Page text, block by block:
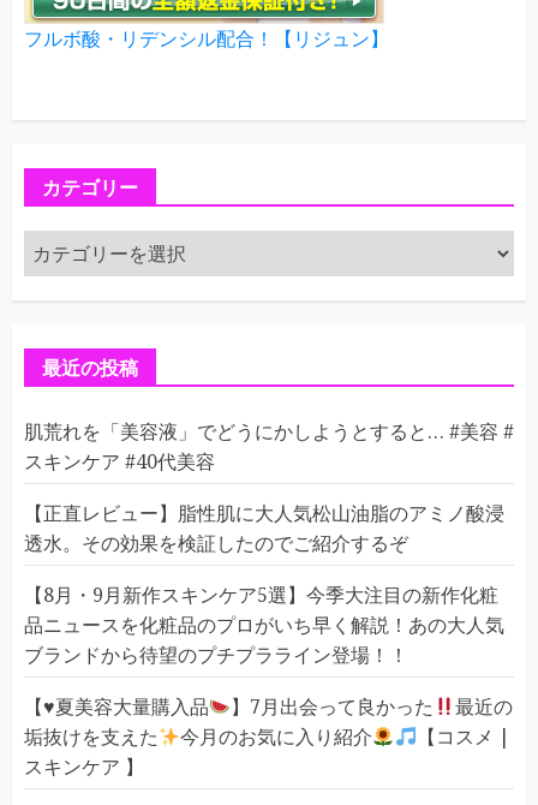
フルボ酸・リデンシル配合！【リジュン】
カテゴリー
カ
テ
ゴ
最近の投稿
肌荒れを「美容液」でどうにかしようとすると… #美容 #
スキンケア #40代美容
【正直レビュー】脂性肌に大人気松山油脂のアミノ酸浸
透水。その効果を検証したのでご紹介するぞ
【8月・9月新作スキンケア5選】今季大注目の新作化粧
品ニュースを化粧品のプロがいち早く解説！あの大人気
ブランドから待望のプチプラライン登場！！
【♥️夏美容大量購入品 】7月出会って良かった
最近の
垢抜けを支えた
今月のお気に入り紹介
【コスメ |
スキンケア 】